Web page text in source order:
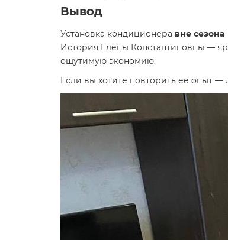
Вывод
Установка кондиционера вне сезона
История Елены Константиновны —
ощутимую экономию.
Если вы хотите повторить её опыт